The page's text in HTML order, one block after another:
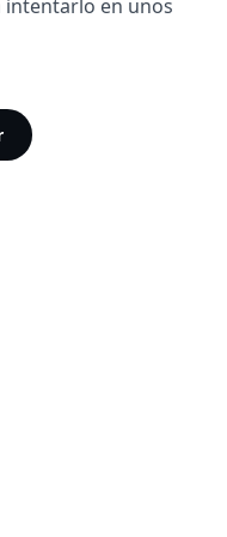
intentarlo en unos